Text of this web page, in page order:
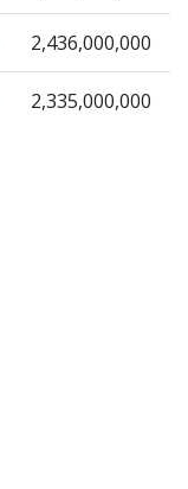
2,436,000,000
2,335,000,000